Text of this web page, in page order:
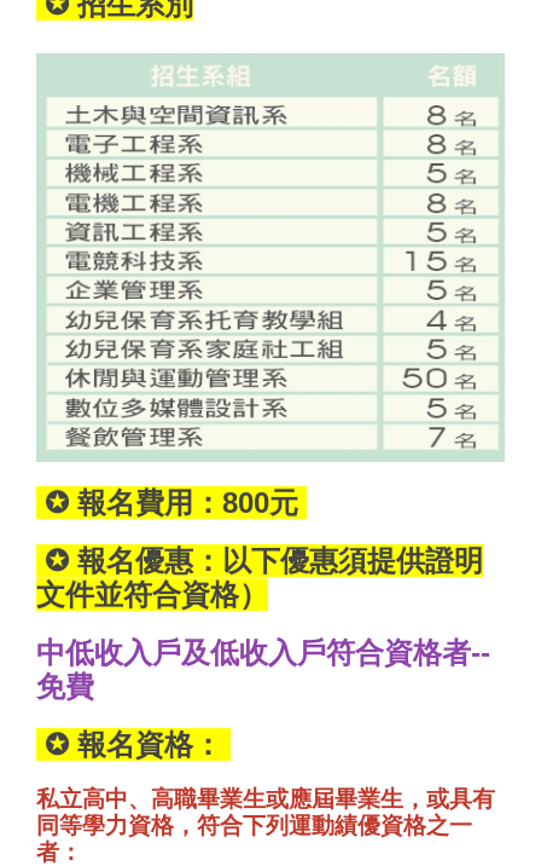
✪ 報名費用：800元
✪ 報名優惠：以下優惠須提供證明
文件並符合資格）
中低收入戶及低收入戶符合資格者--
免費
✪ 報名資格：
私立高中、高職畢業生或應屆畢業生，或具有
同等學力資格，符合下列運動績優資格之一
者：